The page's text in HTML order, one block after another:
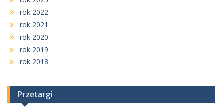
rok 2022
rok 2021
rok 2020
rok 2019
rok 2018
Przetargi